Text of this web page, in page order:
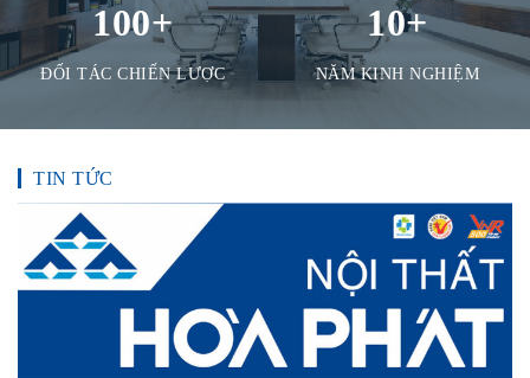
100+
ĐỐI TÁC CHIẾN LƯỢC
10+
NĂM KINH NGHIỆM
TIN TỨC